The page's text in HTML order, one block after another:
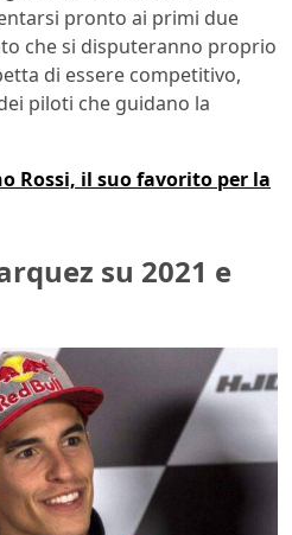
pronto ai primi due
che si disputeranno proprio
di essere competitivo,
piloti che guidano la
Rossi, il suo favorito per la
su 2021 e